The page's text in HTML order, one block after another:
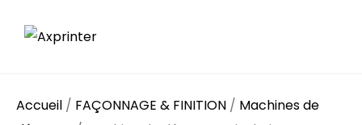
Accueil / FAÇONNAGE & FINITION / Machines de